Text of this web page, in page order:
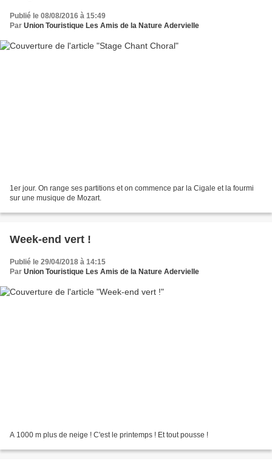
Publié le 08/08/2016 à 15:49
Par Union Touristique Les Amis de la Nature Adervielle
1er jour. On range ses partitions et on commence par la Cigale et la fourmi
sur une musique de Mozart.
Week-end vert !
Publié le 29/04/2018 à 14:15
Par Union Touristique Les Amis de la Nature Adervielle
A 1000 m plus de neige ! C'est le printemps ! Et tout pousse !